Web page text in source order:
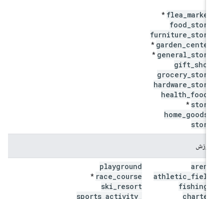
flea_market
*
food_store
furniture_store
garden_center
*
general_store
*
gift_
grocery_store
hardware_store
health_food
store
*
home_goods
store
arena
athletic_field
fishing
charter
playground
race_course
*
ski_resort
sports_activity